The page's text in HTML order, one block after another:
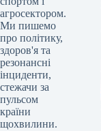
агросектором.
Ми пишемо
про політику,
здоров'я та
резонансні
інциденти,
стежачи за
пульсом
країни
щохвилини.